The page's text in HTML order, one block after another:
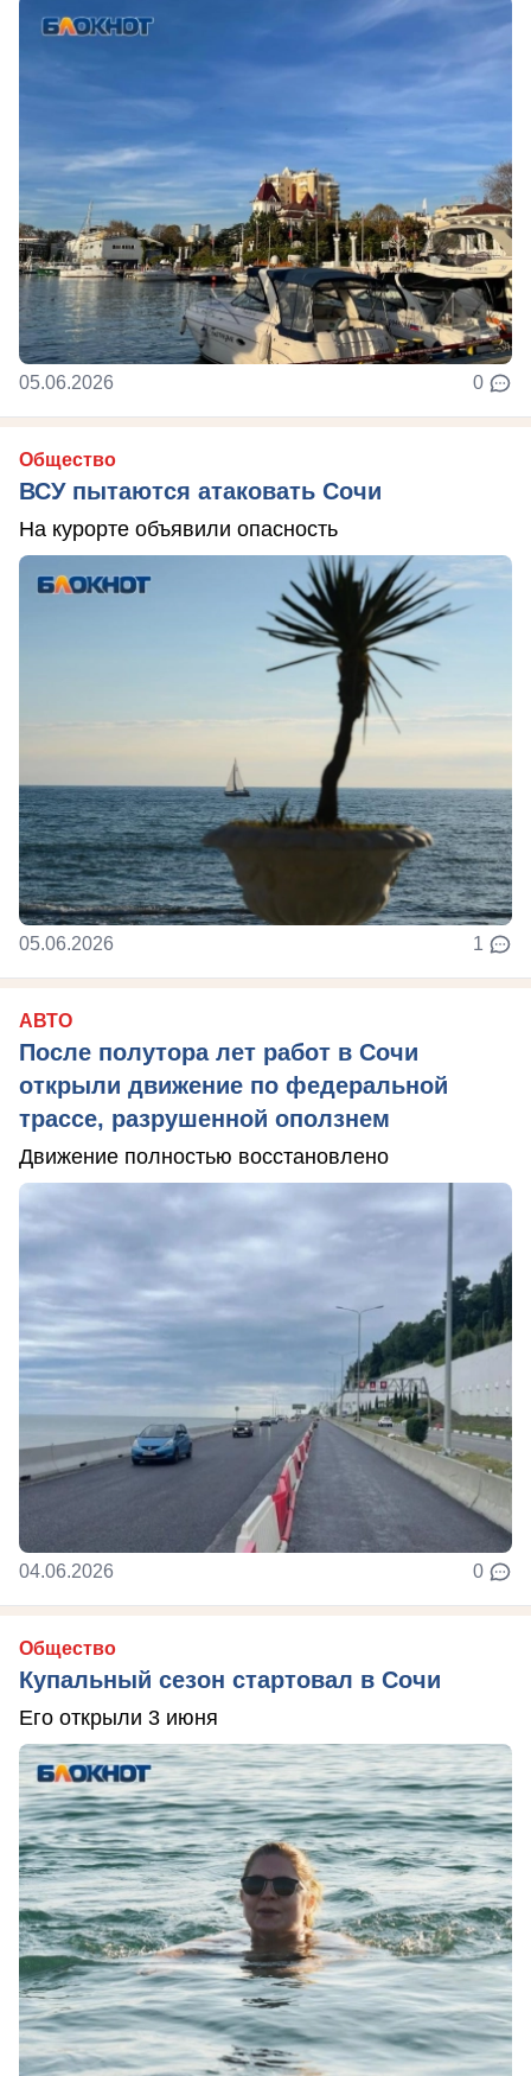
05.06.2026 0
Общество
ВСУ пытаются атаковать Сочи
На курорте объявили опасность
05.06.2026 1
АВТО
После полутора лет работ в Сочи
открыли движение по федеральной
трассе, разрушенной оползнем
Движение полностью восстановлено
04.06.2026 0
Общество
Купальный сезон стартовал в Сочи
Его открыли 3 июня